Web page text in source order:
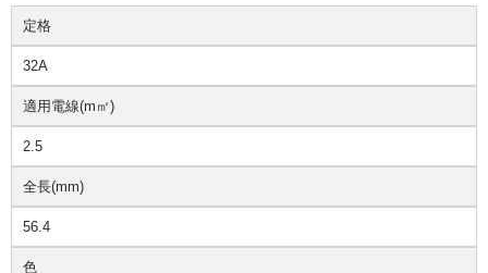
定格
32A
適用電線(m㎡)
2.5
全長(mm)
56.4
色